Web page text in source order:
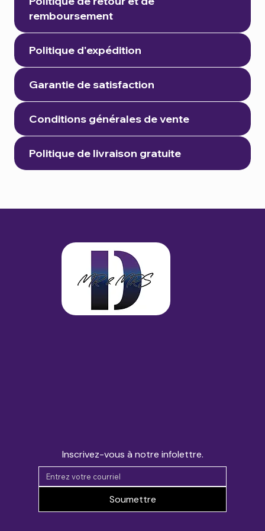
remboursement
Politique d'expédition
Garantie de satisfaction
Conditions générales de vente
Politique de livraison gratuite
Inscrivez-vous à notre infolettre.
Soumettre